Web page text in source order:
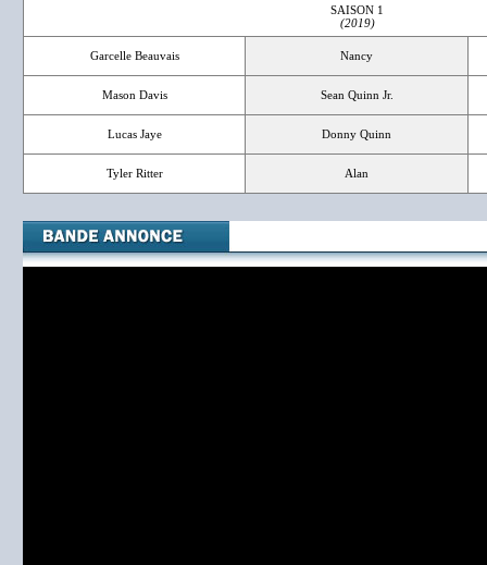
SAISON 1
(2019)
Garcelle Beauvais Nancy
Mason Davis Sean Quinn Jr.
Lucas Jaye Donny Quinn
Tyler Ritter Alan